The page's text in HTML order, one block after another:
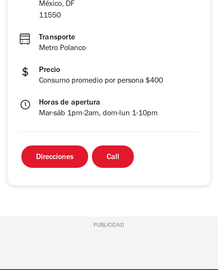
México, DF
11550
Transporte
Metro Polanco
Precio
Consumo promedio por persona $400
Horas de apertura
Mar-sáb 1pm-2am, dom-lun 1-10pm
Direcciones Call
PUBLICIDAD